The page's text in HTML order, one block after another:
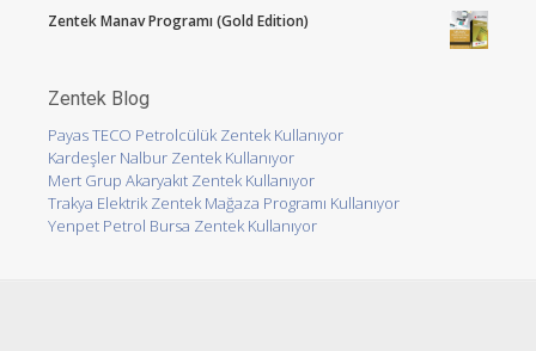
Zentek Manav Programı (Gold Edition)
Zentek Blog
Payas TECO Petrolcülük Zentek Kullanıyor
Kardeşler Nalbur Zentek Kullanıyor
Mert Grup Akaryakıt Zentek Kullanıyor
Trakya Elektrik Zentek Mağaza Programı Kullanıyor
Yenpet Petrol Bursa Zentek Kullanıyor